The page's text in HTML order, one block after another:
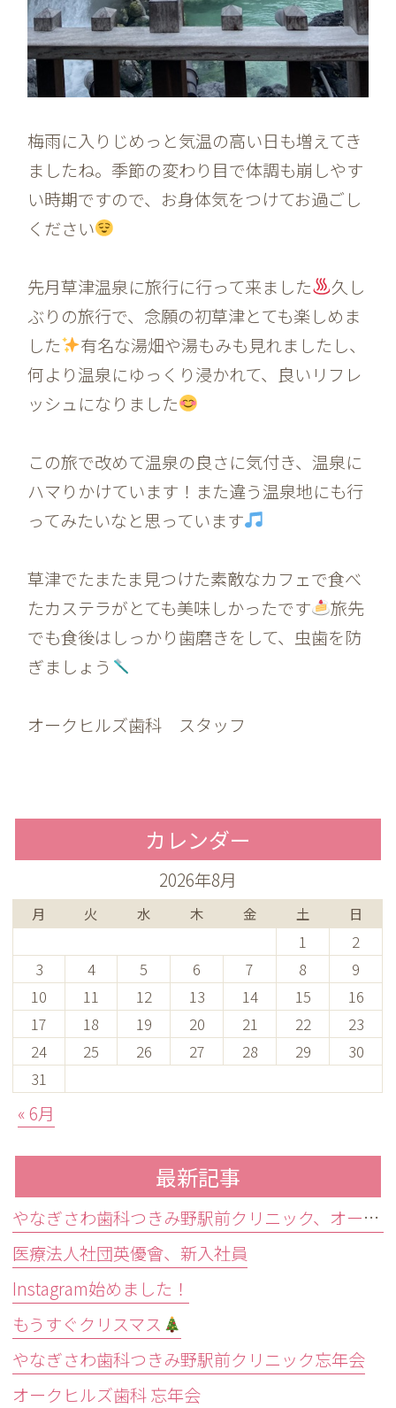
梅雨に入りじめっと気温の高い日も増えてき
ましたね。季節の変わり目で体調も崩しやす
い時期ですので、お身体気をつけてお過ごし
ください
先月草津温泉に旅行に行って来ました
久し
ぶりの旅行で、念願の初草津とても楽しめま
した
有名な湯畑や湯もみも見れましたし、
何より温泉にゆっくり浸かれて、良いリフレ
ッシュになりました
この旅で改めて温泉の良さに気付き、温泉に
ハマりかけています！また違う温泉地にも行
ってみたいなと思っています
草津でたまたま見つけた素敵なカフェで食べ
たカステラがとても美味しかったです
旅先
でも食後はしっかり歯磨きをして、虫歯を防
ぎましょう
オークヒルズ歯科 スタッフ
カレンダー
2026年8月
月 火 水 木 金 土 日
« 6月
1
2
3
4 5 6 7 8
9
10
11 12 13 14 15
16
17
18 19 20 21 22
23
24
25 26 27 28 29
30
31
最新記事
やなぎさわ歯科つきみ野駅前クリニック、オークヒルズ歯科合同新人歓迎会
医療法人社団英優會、新入社員
Instagram始めました！
もうすぐクリスマス
やなぎさわ歯科つきみ野駅前クリニック忘年会
オークヒルズ歯科 忘年会